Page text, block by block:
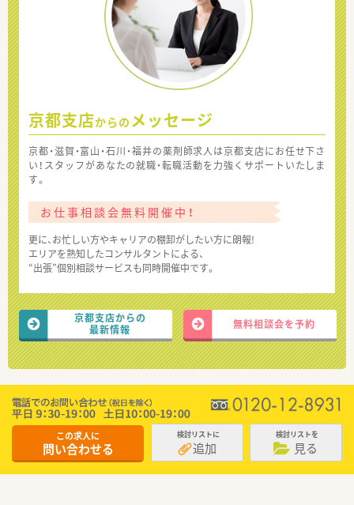
京都支店からの メッセージ
京都・滋賀・富山・石川・福井の薬剤師求人は京都支店にお任せ下さ
い！スタッフがあなたの就職・転職活動を力強くサポートいたしま
す。
お仕事相談会無料開催中！
更に、お忙しい方やキャリアの棚卸がしたい方に朗報!
エリアを熟知したコンサルタントによる、
“出張”個別相談サービスも同時開催中です。
京都支店からの
最新情報
無料相談会を予約
この求人に
問い合わせる
検討リストに
追加
検討リストを
見る